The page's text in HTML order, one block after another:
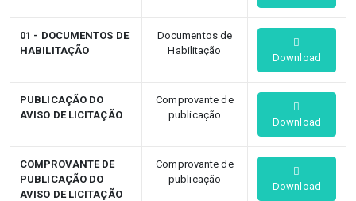
01 - DOCUMENTOS DE
HABILITAÇÃO
Documentos de
Habilitação
Download
PUBLICAÇÃO DO
AVISO DE LICITAÇÃO
Comprovante de
publicação
Download
COMPROVANTE DE
PUBLICAÇÃO DO
AVISO DE LICITAÇÃO
Comprovante de
publicação
Download